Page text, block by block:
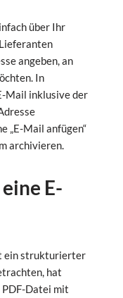
über Ihr
angeben, an
In
Mail inklusive der
„E-Mail anfügen“
archivieren.
E-
ein strukturierter
hat
Datei mit